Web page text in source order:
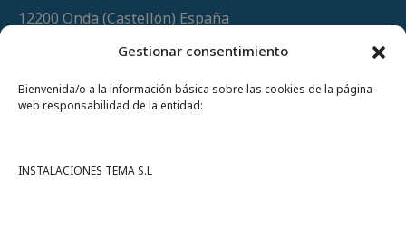
Gestionar consentimiento
Bienvenida/o a la información básica sobre las cookies de la página
web responsabilidad de la entidad:
INSTALACIONES TEMA S.L
12200 Onda (Castellón) España
(+34) 964 60 34 34
Urgencias y whatsapp649 406 493